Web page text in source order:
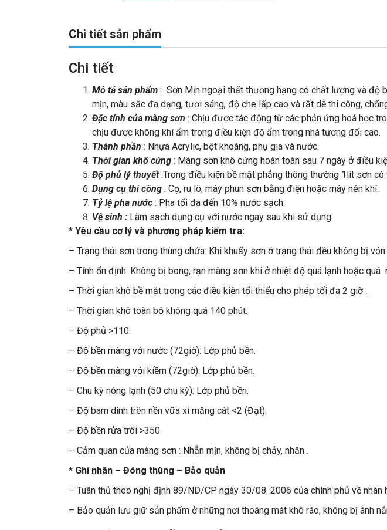
Chi tiết sản phẩm
Chi tiết
Mô tả sản phẩm : Sơn Mịn ngoại thất thượng hạng có chất lượng và độ
mịn, màu sắc đa dạng, tươi sáng, độ che lấp cao và rất dễ thi công,
Đặc tính của màng sơn : Chịu được tác động từ các phản ứng hoá học
chịu được không khí ẩm trong điều kiện độ ẩm trong nhà tương đối cao.
Thành phần : Nhựa Acrylic, bột khoáng, phụ gia và nước.
Thời gian khô cứng : Màng sơn khô cứng hoàn toàn sau 7 ngày ở điều
Độ phủ lý thuyết:Trong điều kiện bề mặt phẳng thông thường 1lít sơn
Dụng cụ thi công : Cọ, ru lô, máy phun sơn bằng điện hoặc máy nén khí.
Tỷ lệ pha nước : Pha tối đa đến 10% nước sạch.
Vệ sinh : Làm sạch dụng cụ với nước ngay sau khi sử dụng.
* Yêu cầu cơ lý và phương pháp kiểm tra:
– Trạng thái sơn trong thùng chứa: Khi khuấy sơn ở trạng thái đều không bị vón
– Tính ổn định: Không bị bong, rạn màng sơn khi ở nhiệt độ quá lạnh hoặc quá
– Thời gian khô bề mặt trong các điều kiện tối thiểu cho phép tối đa 2 giờ .
– Thời gian khô toàn bộ không quá 140 phút.
– Độ phủ >110.
– Độ bền màng với nước (72giờ): Lớp phủ bền.
– Độ bền màng với kiềm (72giờ): Lớp phủ bền.
– Chu kỳ nóng lạnh (50 chu kỳ): Lớp phủ bền.
– Độ bám dính trên nền vữa xi măng cát <2 (Đạt).
– Độ bền rửa trôi >350.
– Cảm quan của màng sơn : Nhẵn mịn, không bị chảy, nhăn .
* Ghi nhãn – Đóng thùng – Bảo quản
– Tuân thủ theo nghị định 89/ND/CP ngày 30/08. 2006 của chính phủ về nhãn
– Bảo quản lưu giữ sản phẩm ở những nơi thoáng mát khô ráo, không bị ánh